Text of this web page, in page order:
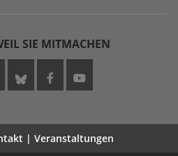
SIE MITMACHEN
| Veranstaltungen